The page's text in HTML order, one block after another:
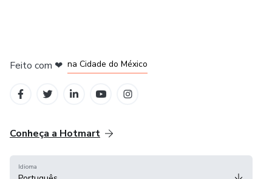
Feito com ❤ na Cidade do México
Conheça a Hotmart
Idioma